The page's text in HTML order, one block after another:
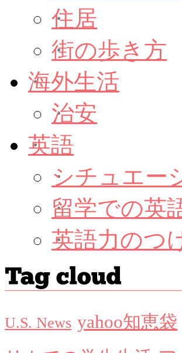
住居
街の歩き方
海外生活
治安
英語
シチュエー
留学での英
英語力のつ
U.S. News yahoo知恵袋